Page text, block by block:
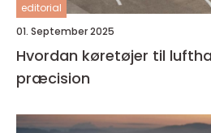
editorial
01. September 2025
Hvordan køretøjer til
præcision